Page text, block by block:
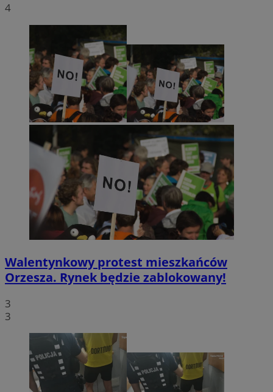
4
Walentynkowy protest mieszkańców
Orzesza. Rynek będzie zablokowany!
3
3